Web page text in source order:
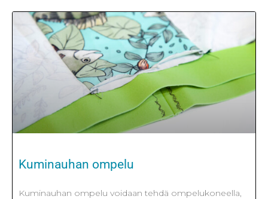
Kuminauhan ompelu
Kuminauhan ompelu voidaan tehdä ompelukoneella,